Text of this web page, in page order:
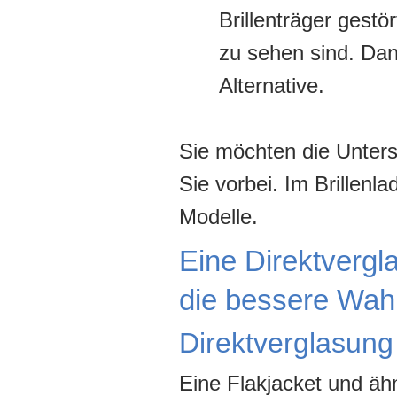
Brillenträger
zu sehen sind.
Alternative.
Sie möchten die
Sie vorbei. Im
Modelle.
Eine
die bessere
Eine Flakjacket und